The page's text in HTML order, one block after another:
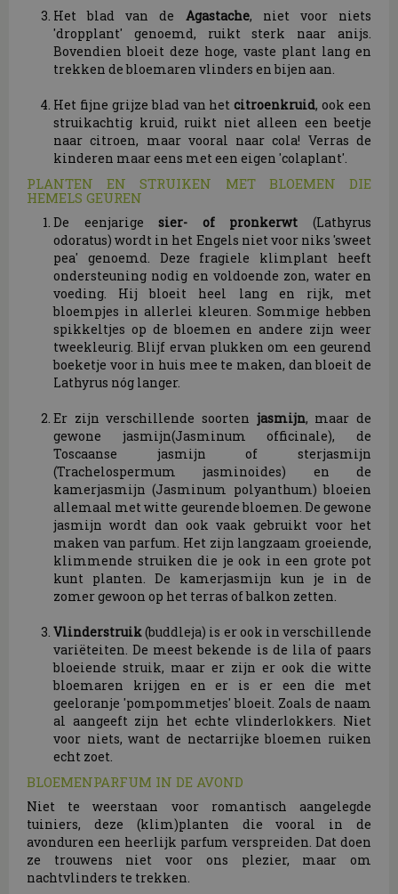
Het blad van de Agastache, niet voor niets
'dropplant' genoemd, ruikt sterk naar anijs.
Bovendien bloeit deze hoge, vaste plant lang en
trekken de bloemaren vlinders en bijen aan.
Het fijne grijze blad van hetcitroenkruid, ook een
struikachtig kruid, ruikt niet alleen een beetje
naar citroen, maar vooral naar cola! Verras de
kinderen maar eens met een eigen 'colaplant'.
PLANTEN EN STRUIKEN MET BLOEMEN DIE
HEMELS GEUREN
De eenjarigesier- of pronkerwt (Lathyrus
odoratus) wordt in het Engels niet voor niks 'sweet
pea' genoemd. Deze fragiele klimplant heeft
ondersteuning nodig en voldoende zon, water en
voeding. Hij bloeit heel lang en rijk, met
bloempjes in allerlei kleuren. Sommige hebben
spikkeltjes op de bloemen en andere zijn weer
tweekleurig. Blijf ervan plukken om een geurend
boeketje voor in huis mee te maken, dan bloeit de
Lathyrus nóg langer.
Er zijn verschillende soorten jasmijn, maar de
gewone jasmijn(Jasminum officinale), de
Toscaanse jasmijn of sterjasmijn
(Trachelospermum jasminoides) en de
kamerjasmijn (Jasminum polyanthum) bloeien
allemaal met witte geurende bloemen. De gewone
jasmijn wordt dan ook vaak gebruikt voor het
maken van parfum. Het zijn langzaam groeiende,
klimmende struiken die je ook in een grote pot
kunt planten. De kamerjasmijn kun je in de
zomer gewoon op het terras of balkon zetten.
Vlinderstruik(buddleja) is er ook in verschillende
variëteiten. De meest bekende is de lila of paars
bloeiende struik, maar er zijn er ook die witte
bloemaren krijgen en er is er een die met
geeloranje 'pompommetjes' bloeit. Zoals de naam
al aangeeft zijn het echte vlinderlokkers. Niet
voor niets, want de nectarrijke bloemen ruiken
echt zoet.
BLOEMENPARFUM IN DE AVOND
Niet te weerstaan voor romantisch aangelegde
tuiniers, deze (klim)planten die vooral in de
avonduren een heerlijk parfum verspreiden. Dat doen
ze trouwens niet voor ons plezier, maar om
nachtvlinders te trekken.